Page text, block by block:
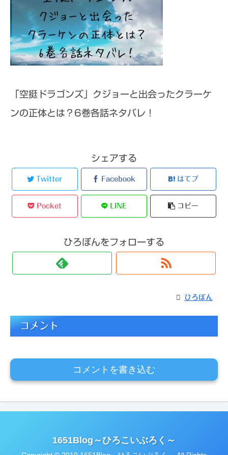
「空挺ドラゴンズ」クジョーと出会ったクラーケ
ンの正体とは？6巻各話ネタバレ！
シェアする
Twitter Facebook はてブ
Pocket LINE コピー
ひろぼんをフォローする
ひろぼん
コメント
コメントを書き込む
1651Blog～ひろこいぶろく～